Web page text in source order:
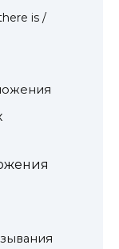
is /